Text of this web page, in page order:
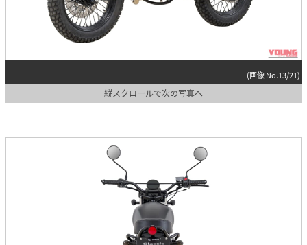
(画像 No.13/21)
縦スクロールで次の写真へ